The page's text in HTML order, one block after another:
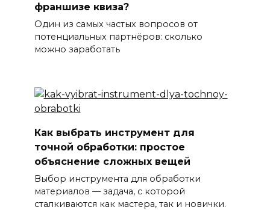
франшизе квиза?
Один из самых частых вопросов от
потенциальных партнёров: сколько
можно заработать
Как выбрать инструмент для
точной обработки: простое
объяснение сложных вещей
Выбор инструмента для обработки
материалов — задача, с которой
сталкиваются как мастера, так и новички.